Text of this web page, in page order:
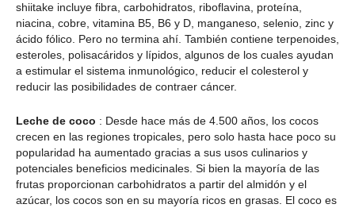
shiitake incluye fibra, carbohidratos, riboflavina, proteína,
niacina, cobre, vitamina B5, B6 y D, manganeso, selenio, zinc y
ácido fólico. Pero no termina ahí. También contiene terpenoides,
esteroles, polisacáridos y lípidos, algunos de los cuales ayudan
a estimular el sistema inmunológico, reducir el colesterol y
reducir las posibilidades de contraer cáncer.
Leche de coco : Desde hace más de 4.500 años, los cocos
crecen en las regiones tropicales, pero solo hasta hace poco su
popularidad ha aumentado gracias a sus usos culinarios y
potenciales beneficios medicinales. Si bien la mayoría de las
frutas proporcionan carbohidratos a partir del almidón y el
azúcar, los cocos son en su mayoría ricos en grasas. El coco es